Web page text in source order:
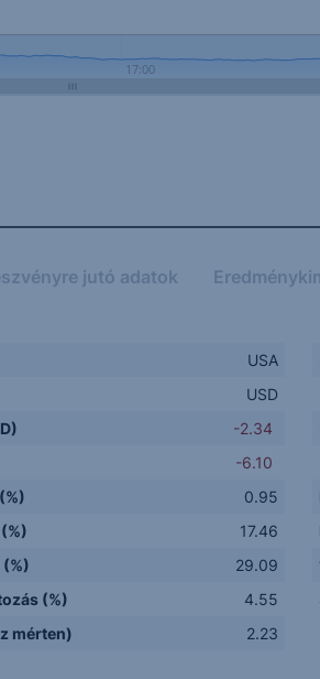
17:00
jutó adatok
USA
USD
-2.34
-6.10
0.95
17.46
29.09
(%)
4.55
mérten)
2.23